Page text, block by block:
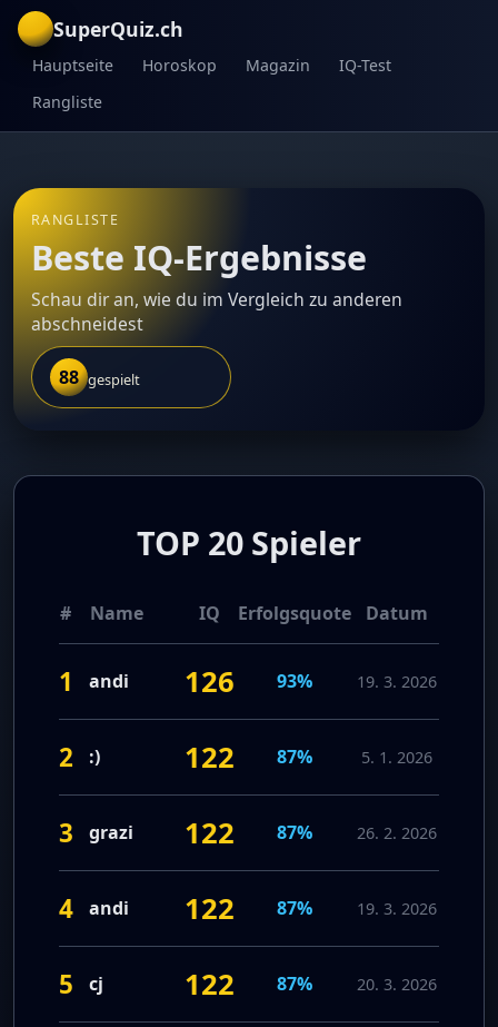
SuperQuiz.ch
Hauptseite Horoskop Magazin
IQ-Test
Rangliste
RANGLISTE
Beste IQ-Ergebnisse
Schau dir an, wie du im Vergleich zu anderen
abschneidest
88 gespielt
TOP 20 Spieler
# Name IQ Erfolgsquote Datum
1 andi 126 93% 19. 3. 2026
2 :) 122 87% 5. 1. 2026
3 grazi 122 87% 26. 2. 2026
4 andi 122 87% 19. 3. 2026
5 cj 122 87% 20. 3. 2026